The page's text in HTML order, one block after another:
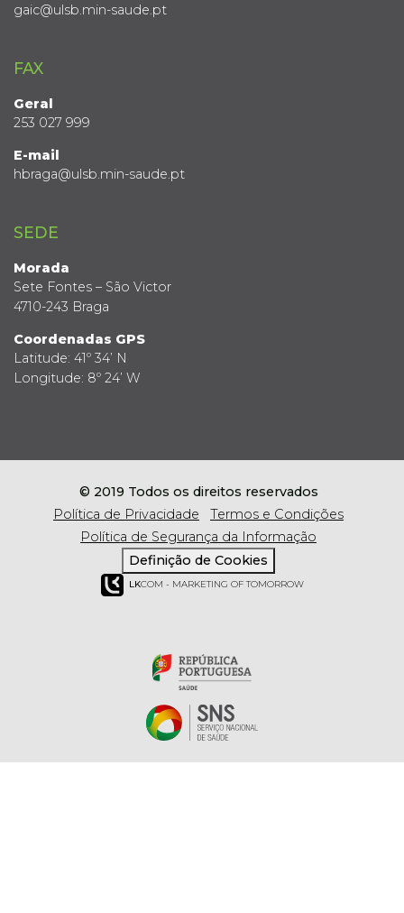
gaic@ulsb.min-saude.pt
FAX
Geral
253 027 999
E-mail
hbraga@ulsb.min-saude.pt
SEDE
Morada
Sete Fontes – São Victor
4710-243 Braga
Coordenadas GPS
Latitude: 41º 34’ N
Longitude: 8º 24’ W
© 2019 Todos os direitos reservados
Política de Privacidade
Termos e Condições
Política de Segurança da Informação
Definição de Cookies
LKCOM - MARKETING OF TOMORROW